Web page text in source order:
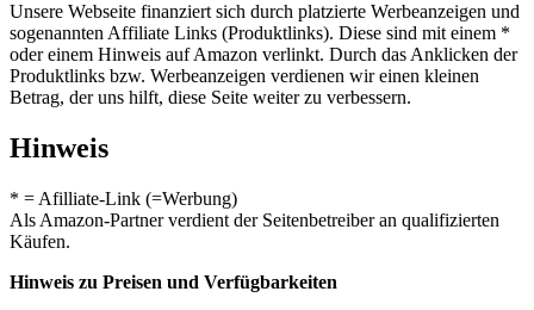
Unsere Webseite finanziert sich durch platzierte Werbeanzeigen und
sogenannten Affiliate Links (Produktlinks). Diese sind mit einem *
oder einem Hinweis auf Amazon verlinkt. Durch das Anklicken der
Produktlinks bzw. Werbeanzeigen verdienen wir einen kleinen
Betrag, der uns hilft, diese Seite weiter zu verbessern.
Hinweis
* = Afilliate-Link (=Werbung)
Als Amazon-Partner verdient der Seitenbetreiber an qualifizierten
Käufen.
Hinweis zu Preisen und Verfügbarkeiten